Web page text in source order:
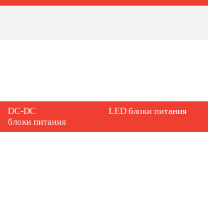
DC-DC
блоки питания
LED блоки питания